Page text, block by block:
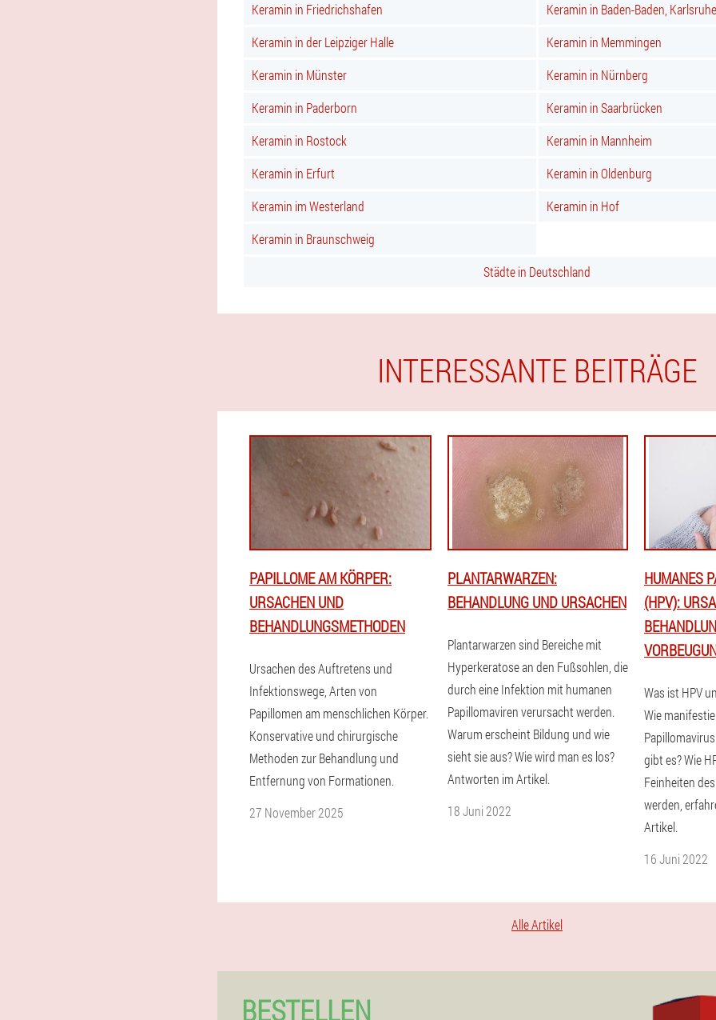
Keramin in Friedrichshafen
Keramin in Baden-Baden, Karlsruhe
Keramin in der Leipziger Halle
Keramin in Memmingen
Keramin in Münster
Keramin in Nürnberg
Keramin in Paderborn
Keramin in Saarbrücken
Keramin in Rostock
Keramin in Mannheim
Keramin in Erfurt
Keramin in Oldenburg
Keramin im Westerland
Keramin in Hof
Keramin in Braunschweig
Städte in Deutschland
INTERESSANTE BEITRÄGE
PAPILLOME AM KÖRPER:
URSACHEN UND
BEHANDLUNGSMETHODEN
Ursachen des Auftretens und
Infektionswege, Arten von
Papillomen am menschlichen Körper.
Konservative und chirurgische
Methoden zur Behandlung und
Entfernung von Formationen.
27 November 2025
PLANTARWARZEN:
BEHANDLUNG UND URSACHEN
Plantarwarzen sind Bereiche mit
Hyperkeratose an den Fußsohlen, die
durch eine Infektion mit humanen
Papillomaviren verursacht werden.
Warum erscheint Bildung und wie
sieht sie aus? Wie wird man es los?
Antworten im Artikel.
18 Juni 2022
HUMANES
(HPV):
Was ist HPV
Wie
gibt es? Wie
Feinheiten
werden,
Artikel.
16 Juni 2022
Alle Artikel
BESTELLEN